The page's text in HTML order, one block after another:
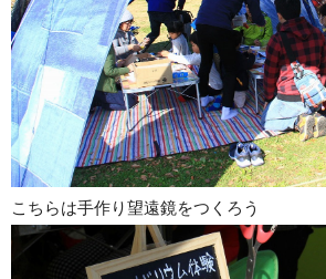
こちらは手作り望遠鏡をつくろう